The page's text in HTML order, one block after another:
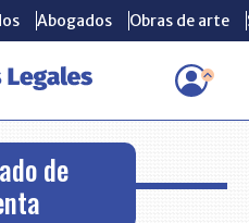
Abogados Obras de arte
Abogados Obras de arte
de